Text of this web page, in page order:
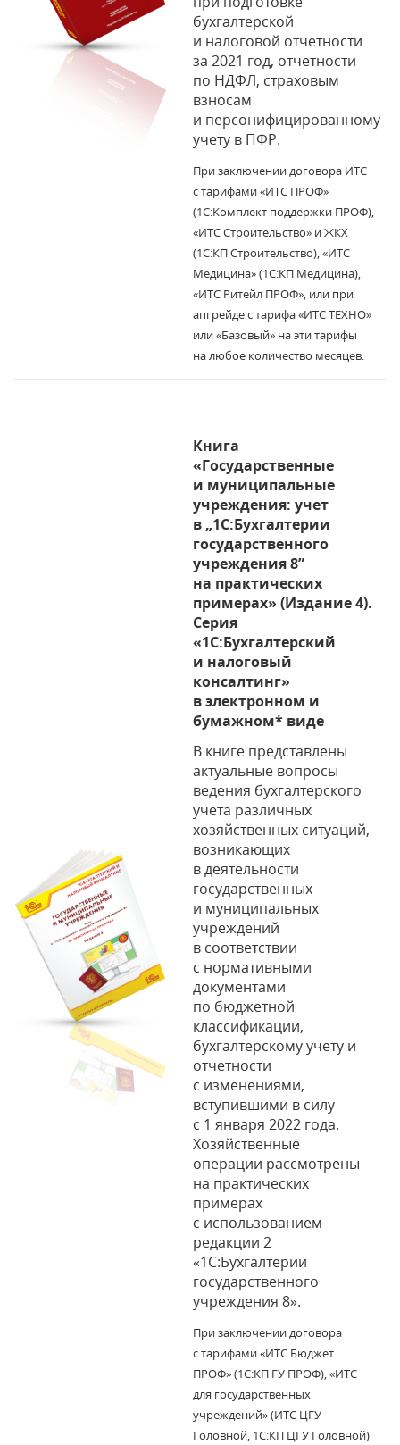
бухгалтерской
и налоговой отчетности
за 2021 год, отчетности
по НДФЛ, страховым
взносам
и персонифицированному
учету в ПФР.
При заключении договора ИТС
с тарифами «ИТС ПРОФ»
(1С:Комплект поддержки ПРОФ),
«ИТС Строительство» и ЖКХ
(1С:КП Строительство), «ИТС
Медицина» (1С:КП Медицина),
«ИТС Ритейл ПРОФ», или при
апгрейде с тарифа «ИТС ТЕХНО»
или «Базовый» на эти тарифы
на любое количество месяцев.
Книга
«Государственные
и муниципальные
учреждения: учет
в „1С:Бухгалтерии
государственного
учреждения 8”
на практических
примерах» (Издание 4).
Серия
«1С:Бухгалтерский
и налоговый
консалтинг»
в электронном и
бумажном* виде
В книге представлены
актуальные вопросы
ведения бухгалтерского
учета различных
хозяйственных ситуаций,
возникающих
в деятельности
государственных
и муниципальных
учреждений
в соответствии
с нормативными
документами
по бюджетной
классификации,
бухгалтерскому учету и
отчетности
с изменениями,
вступившими в силу
с 1 января 2022 года.
Хозяйственные
операции рассмотрены
на практических
примерах
с использованием
редакции 2
«1С:Бухгалтерии
государственного
учреждения 8».
При заключении договора
с тарифами «ИТС Бюджет
ПРОФ» (1С:КП ГУ ПРОФ), «ИТС
для государственных
учреждений» (ИТС ЦГУ
Головной, 1С:КП ЦГУ Головной)